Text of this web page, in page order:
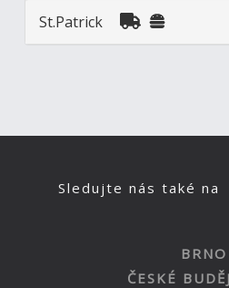
St.Patrick
Sledujte nás také na
BRNO
ČESKÉ